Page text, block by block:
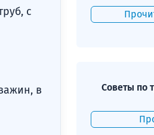
Советы по
с
в